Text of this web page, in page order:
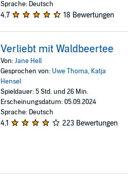
Sprache: Deutsch
4,7 18 Bewertungen
Verliebt mit Waldbeertee
Von:Jane Hell
Gesprochen von: Uwe Thoma, Katja
Hensel
Spieldauer: 5 Std. und 26 Min.
Erscheinungsdatum: 05.09.2024
Sprache: Deutsch
4,1 223 Bewertungen